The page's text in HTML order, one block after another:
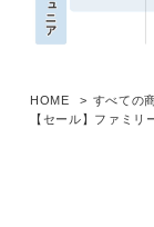
HOME すべての
【セール】ファミ